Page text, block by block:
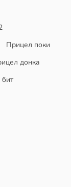
Прицел поки
донка